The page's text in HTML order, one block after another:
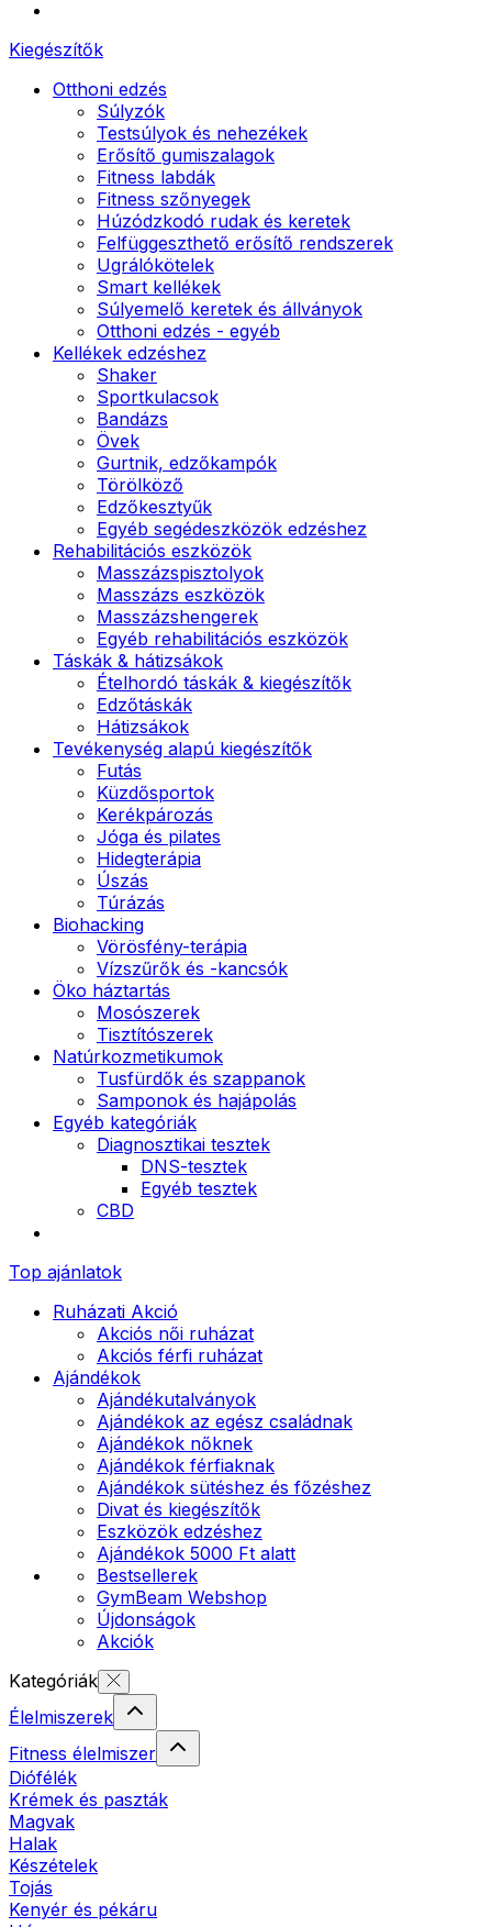
Kiegészítők
Otthoni edzés
Súlyzók
Testsúlyok és nehezékek
Erősítő gumiszalagok
Fitness labdák
Fitness szőnyegek
Húzódzkodó rudak és keretek
Felfüggeszthető erősítő rendszerek
Ugrálókötelek
Smart kellékek
Súlyemelő keretek és állványok
Otthoni edzés - egyéb
Kellékek edzéshez
Shaker
Sportkulacsok
Bandázs
Övek
Gurtnik, edzőkampók
Törölköző
Edzőkesztyűk
Egyéb segédeszközök edzéshez
Rehabilitációs eszközök
Masszázspisztolyok
Masszázs eszközök
Masszázshengerek
Egyéb rehabilitációs eszközök
Táskák & hátizsákok
Ételhordó táskák & kiegészítők
Edzőtáskák
Hátizsákok
Tevékenység alapú kiegészítők
Futás
Küzdősportok
Kerékpározás
Jóga és pilates
Hidegterápia
Úszás
Túrázás
Biohacking
Vörösfény-terápia
Vízszűrők és -kancsók
Öko háztartás
Mosószerek
Tisztítószerek
Natúrkozmetikumok
Tusfürdők és szappanok
Samponok és hajápolás
Egyéb kategóriák
Diagnosztikai tesztek
DNS-tesztek
Egyéb tesztek
CBD
Top ajánlatok
Ruházati Akció
Akciós női ruházat
Akciós férfi ruházat
Ajándékok
Ajándékutalványok
Ajándékok az egész családnak
Ajándékok nőknek
Ajándékok férfiaknak
Ajándékok sütéshez és főzéshez
Divat és kiegészítők
Eszközök edzéshez
Ajándékok 5000 Ft alatt
Bestsellerek
GymBeam Webshop
Újdonságok
Akciók
Kategóriák
Élelmiszerek
Fitness élelmiszer
Diófélék
Krémek és paszták
Magvak
Halak
Készételek
Tojás
Kenyér és pékáru